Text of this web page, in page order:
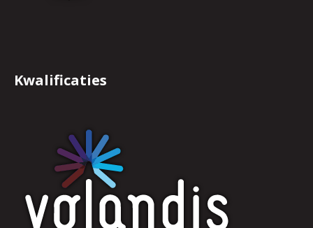
Kwalificaties